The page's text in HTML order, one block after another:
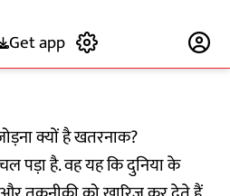
Get app
क्यों है खतरनाक?
पड़ा है. वह यह कि दुनिया के